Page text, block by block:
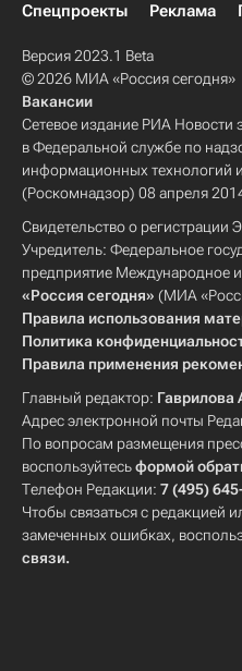
Спецпроекты
Реклама
Версия 2023.1 Beta
© 2026 МИА «Россия сегодня»
Вакансии
Сетевое издание РИА Новости
в Федеральной службе по
информационных технологий
(Роскомнадзор) 08 апреля
Свидетельство о
Учредитель: Федеральное
предприятие Международное
«Россия сегодня» (МИА
Правила использования
Политика
Правила применения
Главный редактор: Гаврилова
Адрес электронной почты
По вопросам размещения
воспользуйтесьформой
Телефон Редакции: 7 (495)
Чтобы связаться с редакцией
замеченных ошибках,
связи.